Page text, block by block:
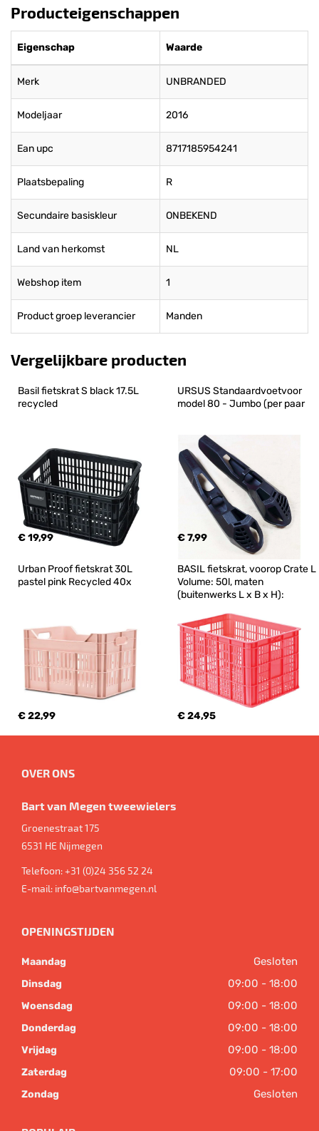
Producteigenschappen
Eigenschap Waarde
Merk UNBRANDED
Modeljaar 2016
Ean upc 8717185954241
Plaatsbepaling R
Secundaire basiskleur ONBEKEND
Land van herkomst NL
Webshop item 1
Product groep leverancier Manden
Vergelijkbare producten
Basil fietskrat S black 17.5L
recycled
€ 19,99
URSUS Standaardvoetvoor
model 80 - Jumbo (per paar
€ 7,99
Urban Proof fietskrat 30L
pastel pink Recycled 40x
€ 22,99
BASIL fietskrat, voorop Crate L
Volume: 50l, maten
(buitenwerks L x B x H):
€ 24,95
OVER ONS
Bart van Megen tweewielers
Groenestraat 175
6531 HE Nijmegen
Telefoon:+31 (0)24 356 52 24
E-mail: info@bartvanmegen.nl
OPENINGSTIJDEN
Maandag Gesloten
Dinsdag 09:00 - 18:00
Woensdag 09:00 - 18:00
Donderdag 09:00 - 18:00
Vrijdag 09:00 - 18:00
Zaterdag 09:00 - 17:00
Zondag Gesloten